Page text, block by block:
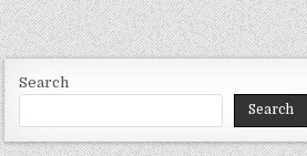
Search
Search